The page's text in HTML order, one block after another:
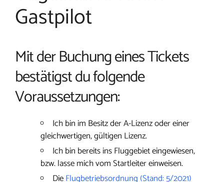
Gastpilot
Mit der Buchung eines Tickets
bestätigst du folgende
Voraussetzungen:
Ich bin im Besitz der A-Lizenz oder einer
gleichwertigen, gültigen Lizenz.
Ich bin bereits ins Fluggebiet eingewiesen,
bzw. lasse mich vom Startleiter einweisen.
DieFlugbetriebsordnung (Stand: 5/2021)